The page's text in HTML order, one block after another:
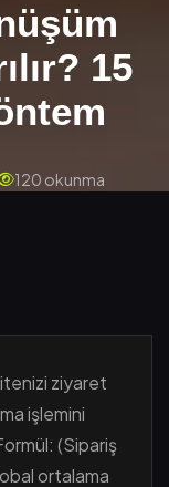
15
120 okunma
ziyaret
işlemini
(Sipariş
ortalama